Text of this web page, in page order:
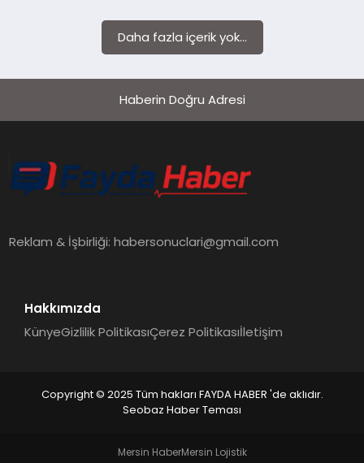
SIYASET
MAGAZIN
Daha fazla içerik yok...
Haberin Doğru Adresi
Reklam & İşbirliği:habersonuclari@gmail.com
Hakkımızda
KünyeGizlilik PolitikasıÇerez Politikasıİletişim
Copyright © 2025 Tüm hakları FAYDA HABER 'de aklıdır.
Seobaz Haber Teması
Mersin HaberMersin Lojistik